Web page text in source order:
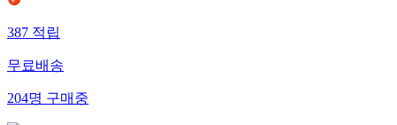
387적립
무료배송
204명구매중